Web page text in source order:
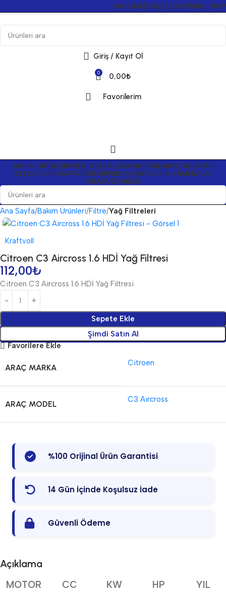
HAKKIMIZDAİLETIŞIM SIPARIŞ TAKIP
Giriş / Kayıt Ol
0 0,00₺
Favorilerim
BAKIM ÜRÜNLERIFREN SISTEMLERIANAHTARLARAYDINLATMA
SILECEKLERKOMPRESÖRLERPARK SENSÖRLERI & KAMERALAR
CAM RÜZGARLIĞI
Ana Sayfa Bakım Ürünleri Filtre Yağ Filtreleri
Kraftvoll
Citroen C3 Aircross 1.6 HDİ Yağ Filtresi
112,00₺
Citroen C3 Aircross 1.6 HDİ Yağ Filtresi
Sepete Ekle
Şimdi Satın Al
Favorilere Ekle
ARAÇ MARKA Citroen
ARAÇ MODEL C3 Aircross
%100 Orijinal Ürün Garantisi
14 Gün İçinde Koşulsuz İade
Güvenli Ödeme
Açıklama
MOTOR CC KW HP YIL